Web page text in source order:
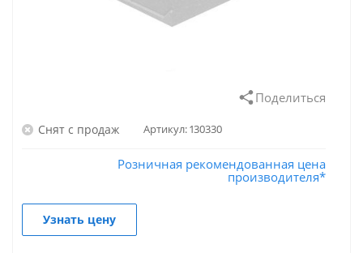
Поделиться
Снят с продаж Артикул:130330
Розничная рекомендованная цена
производителя*
Узнать цену